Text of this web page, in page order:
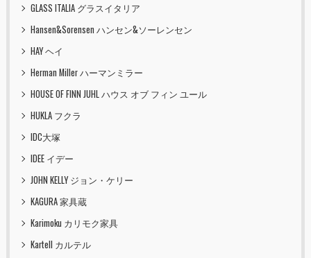
GLASS ITALIA グラスイタリア
Hansen&Sorensen ハンセン&ソーレンセン
HAY ヘイ
Herman Miller ハーマンミラー
HOUSE OF FINN JUHL ハウス オブ フィン ユール
HUKLA フクラ
IDC大塚
IDEE イデー
JOHN KELLY ジョン・ケリー
KAGURA 家具蔵
Karimoku カリモク家具
Kartell カルテル